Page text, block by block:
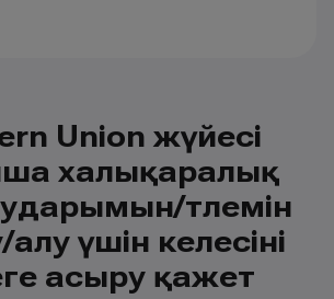
Union жүйесі
халықаралық
төлемін
үшін келесіні
асыру қажет